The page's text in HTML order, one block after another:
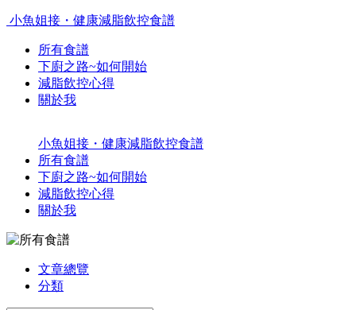
小魚姐接・健康減脂飲控食譜
所有食譜
下廚之路~如何開始
減脂飲控心得
關於我
小魚姐接・健康減脂飲控食譜
所有食譜
下廚之路~如何開始
減脂飲控心得
關於我
文章總覽
分類